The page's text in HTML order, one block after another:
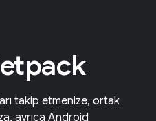
takip etmenize, ortak
ayrıca Android